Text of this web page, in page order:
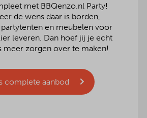
met BBQenzo.nl Party!
de wens daar is borden,
en meubelen voor
leveren. Dan hoef jij je echt
meer zorgen over te maken!
complete aanbod